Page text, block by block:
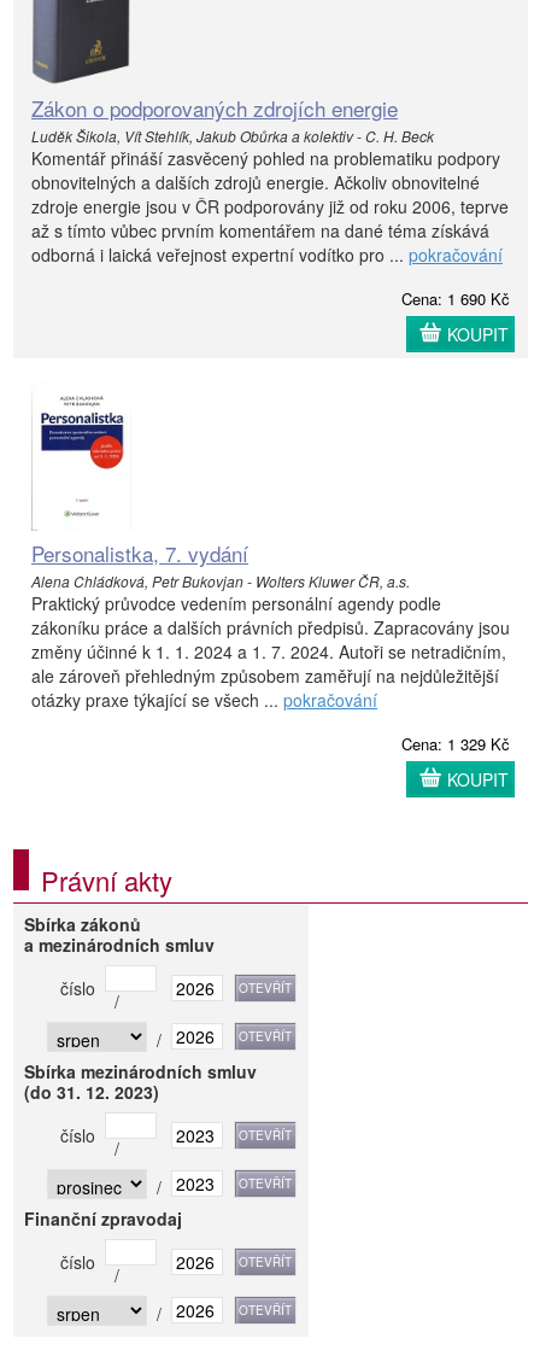
Zákon o podporovaných zdrojích energie
Luděk Šikola, Vít Stehlík, Jakub Obůrka a kolektiv - C. H. Beck
Komentář přináší zasvěcený pohled na problematiku podpory
obnovitelných a dalších zdrojů energie. Ačkoliv obnovitelné
zdroje energie jsou v ČR podporovány již od roku 2006, teprve
až s tímto vůbec prvním komentářem na dané téma získává
odborná i laická veřejnost expertní vodítko pro ... pokračování
Cena: 1 690 Kč
KOUPIT
Personalistka, 7. vydání
Alena Chládková, Petr Bukovjan - Wolters Kluwer ČR, a.s.
Praktický průvodce vedením personální agendy podle
zákoníku práce a dalších právních předpisů. Zapracovány jsou
změny účinné k 1. 1. 2024 a 1. 7. 2024. Autoři se netradičním,
ale zároveň přehledným způsobem zaměřují na nejdůležitější
otázky praxe týkající se všech ... pokračování
Cena: 1 329 Kč
KOUPIT
Právní akty
Sbírka zákonů
a mezinárodních smluv
číslo
/
/
Sbírka mezinárodních smluv
(do 31. 12. 2023)
číslo
/
/
Finanční zpravodaj
číslo
/
/